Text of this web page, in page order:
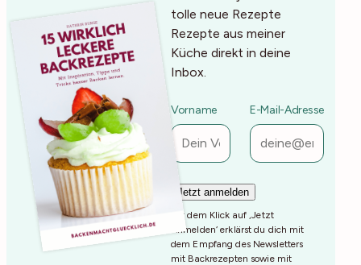
tolle neue Rezepte
Rezepte aus meiner
Küche direkt in deine
Inbox.
Vorname E-Mail-Adresse
Mit dem Klick auf ‚Jetzt
Anmelden‘ erklärst du dich mit
dem Empfang des Newsletters
mit Backrezepten sowie mit